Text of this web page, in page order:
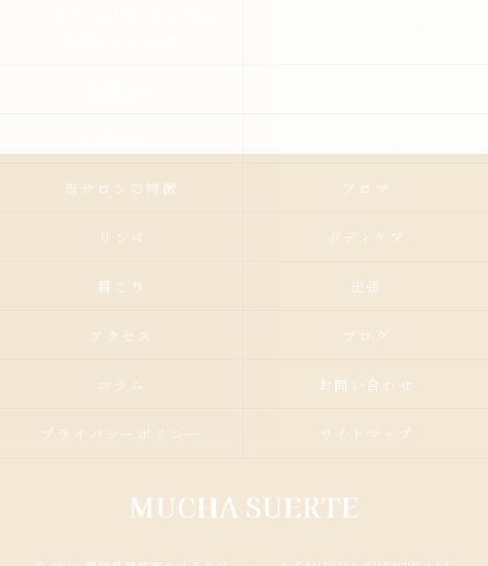
当サロンの特徴 アロマ
リンパ ボディケア
肩こり 出張
アクセス ブログ
コラム お問い合わせ
プライバシーポリシー サイトマップ